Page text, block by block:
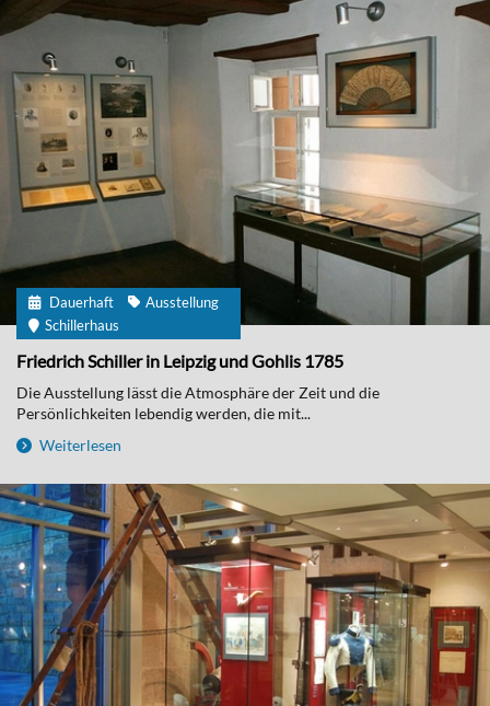
Dauerhaft
Ausstellung
Schillerhaus
Friedrich Schiller in Leipzig und Gohlis 1785
Die Ausstellung lässt die Atmosphäre der Zeit und die
Persönlichkeiten lebendig werden, die mit...
Weiterlesen